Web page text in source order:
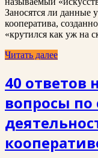
Заносятся ли данные
кооператива,
«крутился как уж на
Читать далее
40 ответов
вопросы